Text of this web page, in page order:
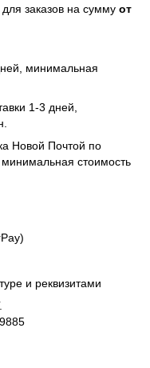
заказов на сумму от
минимальная
1-3 дней,
Новой Почтой по
стоимость
и реквизитами